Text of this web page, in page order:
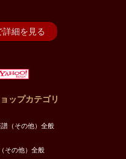
詳細を見る
ップカテゴリ
（その他）全般
その他）全般